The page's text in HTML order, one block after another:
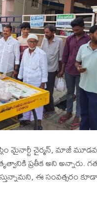
మైనార్టీ చైర్మన్, మాజీ
ప్రతీక అని అన్నారు. గత
ఈ సంవత్సరం